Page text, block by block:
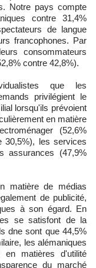
Notre pays compte
contre 31,4%
de langue
francophones. Par
consommateurs
contre 42,8%).
que les
privilégient le
lorsqu'ils prévoient
en matière
(52,6%
30,5%), les services
assurances (47,9%
matière de médias
de publicité,
à son égard. En
se satisfont de la
dne sont que 44,5%
les alémaniques
matières d'utilité
du marché